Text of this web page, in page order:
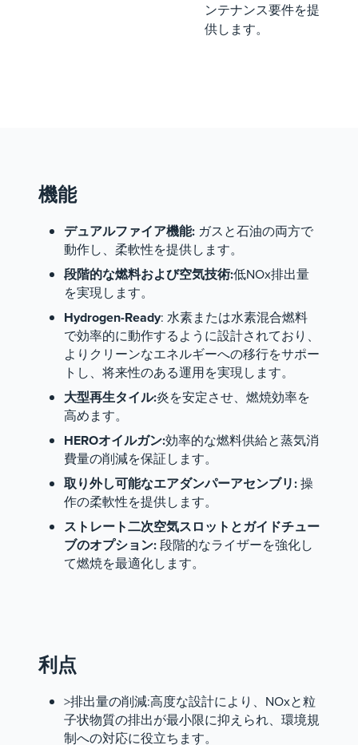
ンテナンス要件を提
供します。
機能
デュアルファイア機能: ガスと石油の両方で
動作し、柔軟性を提供します。
段階的な燃料および空気技術:低NOx排出量
を実現します。
Hydrogen-Ready: 水素または水素混合燃料
で効率的に動作するように設計されており、
よりクリーンなエネルギーへの移行をサポー
トし、将来性のある運用を実現します。
大型再生タイル:炎を安定させ、燃焼効率を
高めます。
HEROオイルガン:効率的な燃料供給と蒸気消
費量の削減を保証します。
取り外し可能なエアダンパーアセンブリ:操
作の柔軟性を提供します。
ストレート二次空気スロットとガイドチュー
ブのオプション:段階的なライザーを強化し
て燃焼を最適化します。
利点
>排出量の削減:高度な設計により、NOxと粒
子状物質の排出が最小限に抑えられ、環境規
制への対応に役立ちます。